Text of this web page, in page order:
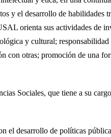
y el desarrollo de habilidades
orienta sus actividades de
y cultural;
con otras; promoción de una
Sociales, que tiene a su
el desarrollo de políticas